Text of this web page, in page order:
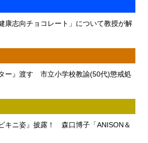
康志向チョコレート」について教授が解
ー』渡す 市立小学校教諭(50代)懲戒処
キニ姿』披露！ 森口博子「ANISON＆